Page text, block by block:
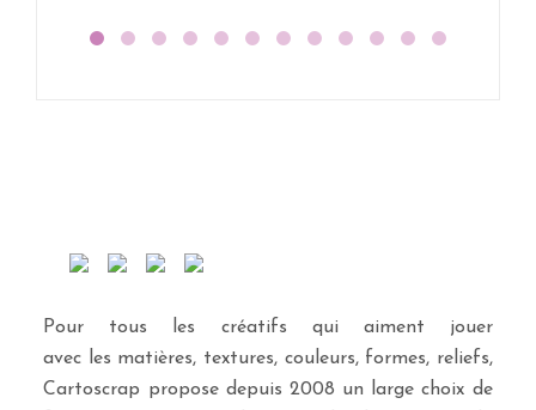
Pour tous les créatifs qui aiment jouer
avec les matières, textures, couleurs, formes, reliefs,
Cartoscrap propose depuis 2008 un large choix de